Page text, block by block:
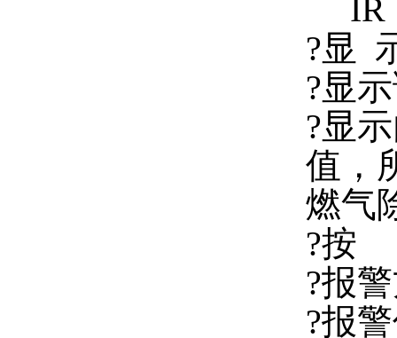
?显
?显
?显
值，
燃气
?按
?报
?报